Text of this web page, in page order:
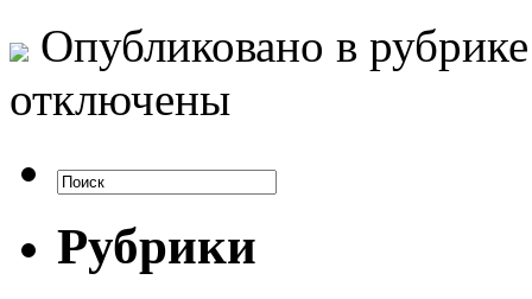
Опубликовано в
отключены
Рубрики